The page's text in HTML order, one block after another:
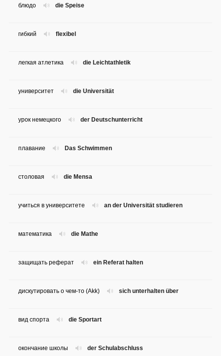
die Speise
блюдо
flexibel
гибкий
die Leichtathletik
легкая атлетика
die Universität
университет
der Deutschunterricht
урок немецкого
Das Schwimmen
плавание
die Mensa
столовая
an der Universität studieren
учиться в университете
die Mathe
математика
ein Referat halten
защищать реферат
sich unterhalten über
дискутировать о чем-то (Аkk)
die Sportart
вид спорта
der Schulabschluss
окончание школы